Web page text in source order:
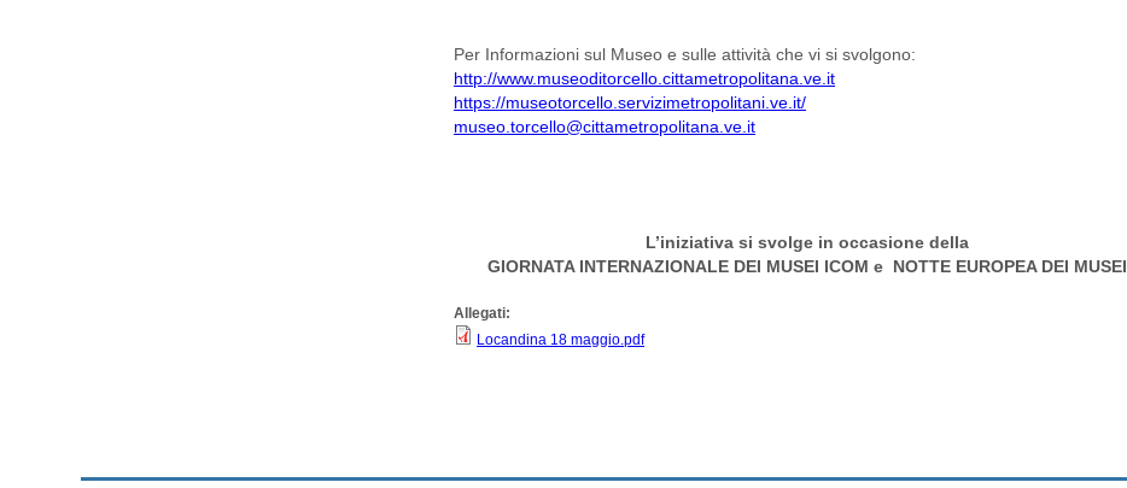
Per Informazioni sul Museo e sulle attività che vi si svolgono:
http://www.museoditorcello.cittametropolitana.ve.it
https://museotorcello.servizimetropolitani.ve.it/
museo.torcello@cittametropolitana.ve.it
L’iniziativa si svolge in occasione della
GIORNATA INTERNAZIONALE DEI MUSEI ICOM e NOTTE EUROPEA DEI MUSEI
Allegati:
Locandina 18 maggio.pdf